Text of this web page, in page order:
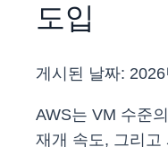
도입
게시된 날짜:
AWS는 VM 수준
재개 속도, 그리고